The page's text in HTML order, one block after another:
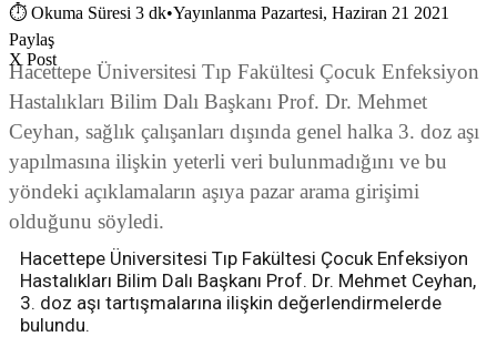
⏱ Okuma Süresi 3 dk•Yayınlanma Pazartesi, Haziran 21 2021
Paylaş
X Post
Hacettepe Üniversitesi Tıp Fakültesi Çocuk Enfeksiyon
Hastalıkları Bilim Dalı Başkanı Prof. Dr. Mehmet
Ceyhan, sağlık çalışanları dışında genel halka 3. doz aşı
yapılmasına ilişkin yeterli veri bulunmadığını ve bu
yöndeki açıklamaların aşıya pazar arama girişimi
olduğunu söyledi.
Hacettepe Üniversitesi Tıp Fakültesi Çocuk Enfeksiyon
Hastalıkları Bilim Dalı Başkanı Prof. Dr. Mehmet Ceyhan,
3. doz aşı tartışmalarına ilişkin değerlendirmelerde
bulundu.